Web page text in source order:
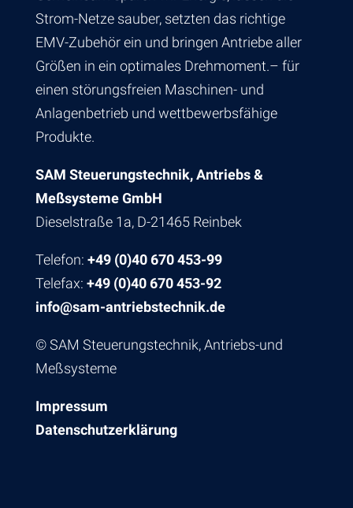
Strom-Netze sauber, setzten das richtige
EMV-Zubehör ein und bringen Antriebe aller
Größen in ein optimales Drehmoment.– für
einen störungsfreien Maschinen- und
Anlagenbetrieb und wettbewerbsfähige
Produkte.
SAM Steuerungstechnik, Antriebs &
Meßsysteme GmbH
Dieselstraße 1a, D-21465 Reinbek
Telefon: +49 (0)40 670 453-99
Telefax: +49 (0)40 670 453-92
info@sam-antriebstechnik.de
© SAM Steuerungstechnik, Antriebs-und
Meßsysteme
Impressum
Datenschutzerklärung